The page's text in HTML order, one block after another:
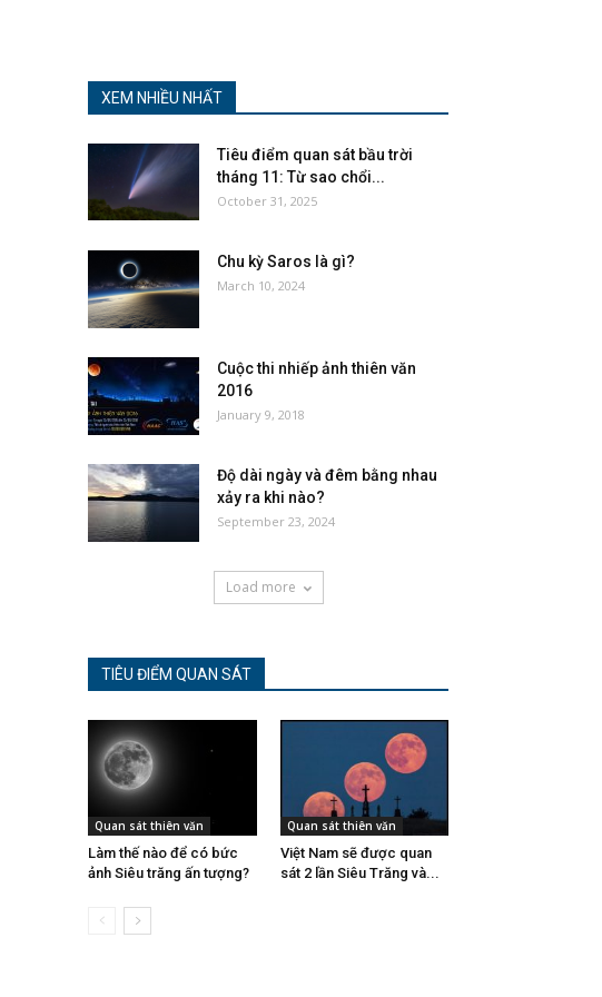
XEM NHIỀU NHẤT
Tiêu điểm quan sát bầu trời
tháng 11: Từ sao chổi...
October 31, 2025
Chu kỳ Saros là gì?
March 10, 2024
Cuộc thi nhiếp ảnh thiên văn
2016
January 9, 2018
Độ dài ngày và đêm bằng nhau
xảy ra khi nào?
September 23, 2024
Load more
TIÊU ĐIỂM QUAN SÁT
Quan sát thiên văn
Làm thế nào để có bức
ảnh Siêu trăng ấn tượng?
Quan sát thiên văn
Việt Nam sẽ được quan
sát 2 lần Siêu Trăng và...